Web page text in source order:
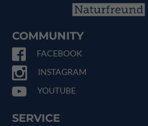
COMMUNITY
FACEBOOK
INSTAGRAM
YOUTUBE
SERVICE